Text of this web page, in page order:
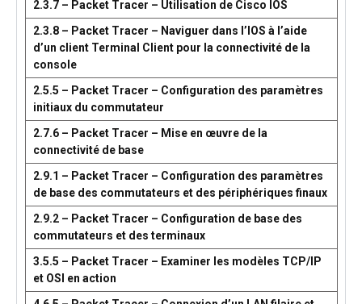
2.3.7 – Packet Tracer – Utilisation de Cisco IOS
2.3.8 – Packet Tracer – Naviguer dans l’IOS à l’aide
d’un client Terminal Client pour la connectivité de la
console
2.5.5 – Packet Tracer – Configuration des paramètres
initiaux du commutateur
2.7.6 – Packet Tracer – Mise en œuvre de la
connectivité de base
2.9.1 – Packet Tracer – Configuration des paramètres
de base des commutateurs et des périphériques finaux
2.9.2 – Packet Tracer – Configuration de base des
commutateurs et des terminaux
3.5.5 – Packet Tracer – Examiner les modèles TCP/IP
et OSI en action